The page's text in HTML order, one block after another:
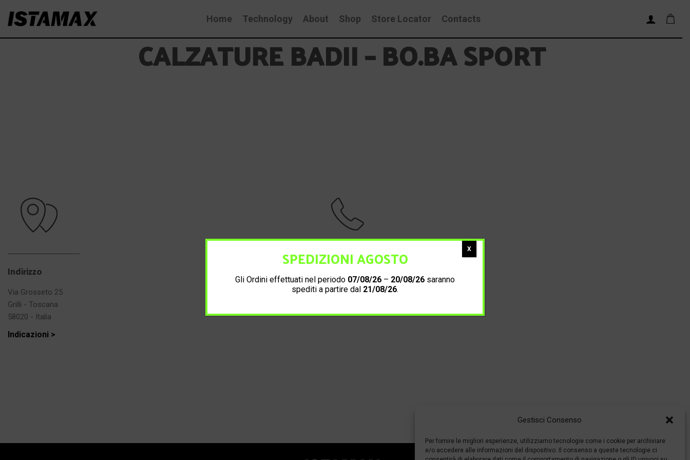
Gestisci Consenso
Per fornire le migliori esperienze, utilizziamo tecnologie come i cookie per archiviare
e/o accedere alle informazioni del dispositivo. Il consenso a queste tecnologie ci
Home Technology About Shop Store Locator Contacts
CALZATURE BADII – BO.BA SPORT
Indirizzo
Via Grosseto 25
Grilli - Toscana
58020 - Italia
Indicazioni >
SPEDIZIONI AGOSTO
Gli Ordini effettuati nel periodo 07/08/26 – 20/08/26 saranno
spediti a partire dal 21/08/26.
X